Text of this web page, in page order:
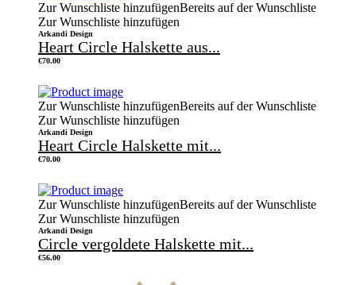
Zur Wunschliste hinzufügenBereits auf der Wunschliste
Zur Wunschliste hinzufügen
Arkandi Design
Heart Circle Halskette aus...
€70.00
Zur Wunschliste hinzufügenBereits auf der Wunschliste
Zur Wunschliste hinzufügen
Arkandi Design
Heart Circle Halskette mit...
€70.00
Zur Wunschliste hinzufügenBereits auf der Wunschliste
Zur Wunschliste hinzufügen
Arkandi Design
Circle vergoldete Halskette mit...
€56.00